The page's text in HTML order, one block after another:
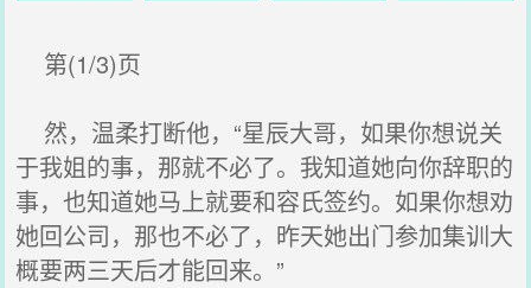
第(1/3)页
然，温柔打断他，“星辰大哥，如果你想说关
于我姐的事，那就不必了。我知道她向你辞职的
事，也知道她马上就要和容氏签约。如果你想劝
她回公司，那也不必了，昨天她出门参加集训大
概要两三天后才能回来。”